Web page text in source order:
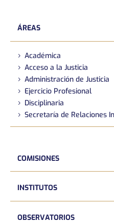
ÁREAS
Académica
Acceso a la Justicia
Administración de Justicia
Ejercicio Profesional
Disciplinaria
Secretaría de Relaciones
COMISIONES
INSTITUTOS
OBSERVATORIOS